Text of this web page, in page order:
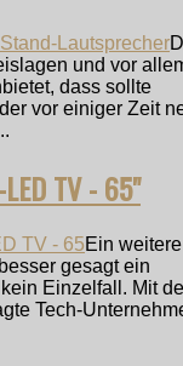
und vor
dass sollte
vor einiger Zeit
TV - 65"
Ein
gesagt ein
Einzelfall. Mit
Tech-